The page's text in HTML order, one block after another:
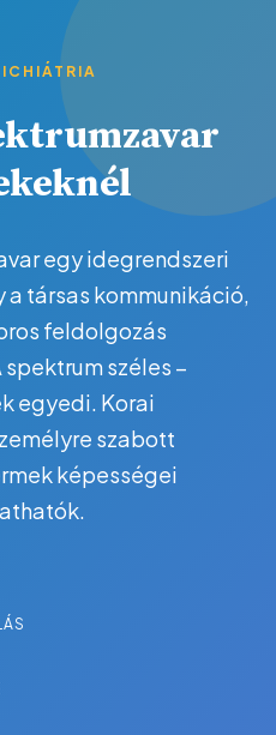
egy idegrendszeri
társas kommunikáció,
feldolgozás
széles –
egyedi. Korai
szabott
képességei